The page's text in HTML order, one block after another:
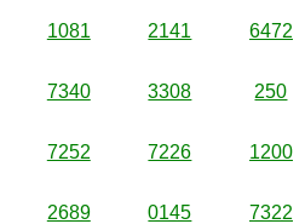
1081 2141 6472
7340 3308 250
7252 7226 1200
2689 0145 7322